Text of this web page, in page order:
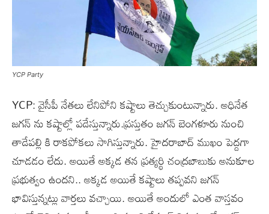
YCP Party
YCP: వైసీపీ నేతలు లేనిపోని కష్టాలు తెచ్చుకుంటున్నారు. అధినేత
జగన్ ను కష్టాల్లో పడేస్తున్నారు.ప్రస్తుతం జగన్ బెంగళూరు నుంచి
తాడేపల్లి కి రాకపోకలు సాగిస్తున్నారు. హైదరాబాద్ ముఖం పెద్దగా
చూడడం లేదు. అయితే అక్కడ తన ప్రత్యర్థి చంద్రబాబుకు అనుకూల
ప్రభుత్వం ఉందని.. అక్కడ అయితే కష్టాలు తప్పవని జగన్
భావిస్తున్నట్లు వార్తలు వచ్చాయి. అయితే అందులో ఎంత వాస్తవం